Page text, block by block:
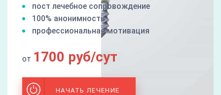
пост лечебное сопровождение
100% анонимность
профессиональная мотивация
от 1700 руб/сут
НАЧАТЬ ЛЕЧЕНИЕ